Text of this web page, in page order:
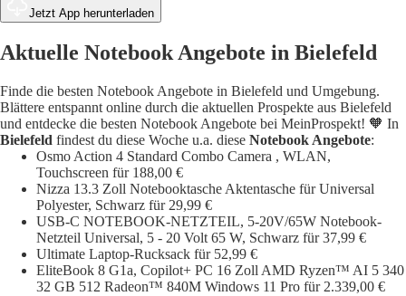
Jetzt App herunterladen
Aktuelle Notebook Angebote in Bielefeld
Finde die besten Notebook Angebote in Bielefeld und Umgebung.
Blättere entspannt online durch die aktuellen Prospekte aus Bielefeld
und entdecke die besten Notebook Angebote bei MeinProspekt! 🧡 In
Bielefeld findest du diese Woche u.a. diese Notebook Angebote:
Osmo Action 4 Standard Combo Camera , WLAN,
Touchscreen für 188,00 €
Nizza 13.3 Zoll Notebooktasche Aktentasche für Universal
Polyester, Schwarz für 29,99 €
USB-C NOTEBOOK-NETZTEIL, 5-20V/65W Notebook-
Netzteil Universal, 5 - 20 Volt 65 W, Schwarz für 37,99 €
Ultimate Laptop-Rucksack für 52,99 €
EliteBook 8 G1a, Copilot+ PC 16 Zoll AMD Ryzen™ AI 5 340
32 GB 512 Radeon™ 840M Windows 11 Pro für 2.339,00 €